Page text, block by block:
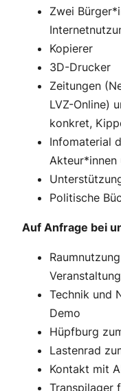
Zwei
Kopierer
3D-Drucker
Zeitungen
LVZ-Online)
konkret,
Infomaterial
Akteur*innen
Politische
Auf Anfrage bei
Technik und
Demo
Hüpfburg
Lastenrad
Kontakt mit
Transpilager